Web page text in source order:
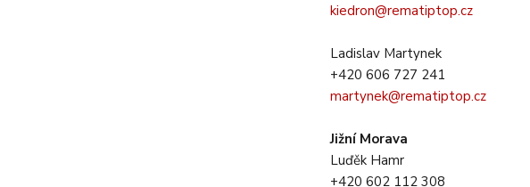
kiedron@rematiptop.cz
Ladislav Martynek
+420 606 727 241
martynek@rematiptop.cz
Jižní Morava
Luďěk Hamr
+420 602 112 308